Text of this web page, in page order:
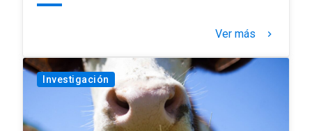
Ver más keyboard_arrow_right
Investigación